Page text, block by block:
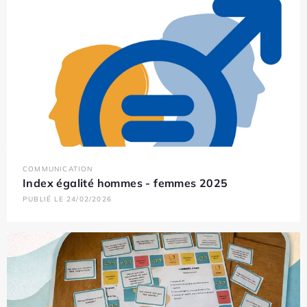
COMMUNICATION
Index égalité hommes - femmes 2025
PUBLIÉ LE 24/02/2026